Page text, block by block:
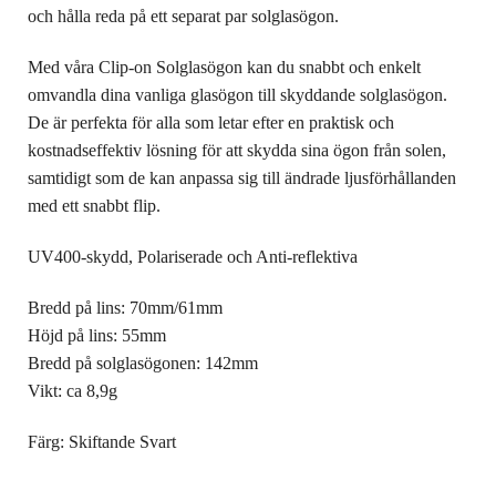
och hålla reda på ett separat par solglasögon.
Med våra Clip-on Solglasögon kan du snabbt och enkelt
omvandla dina vanliga glasögon till skyddande solglasögon.
De är perfekta för alla som letar efter en praktisk och
kostnadseffektiv lösning för att skydda sina ögon från solen,
samtidigt som de kan anpassa sig till ändrade ljusförhållanden
med ett snabbt flip.
UV400-skydd, Polariserade och Anti-reflektiva
Bredd på lins: 70mm/61mm
Höjd på lins: 55mm
Bredd på solglasögonen: 142mm
Vikt: ca 8,9g
Färg: Skiftande Svart